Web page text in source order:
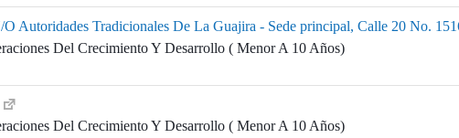
Autoridades Tradicionales De La Guajira - Sede principal, Calle 20 No.
Del Crecimiento Y Desarrollo ( Menor A 10 Años)
Del Crecimiento Y Desarrollo ( Menor A 10 Años)